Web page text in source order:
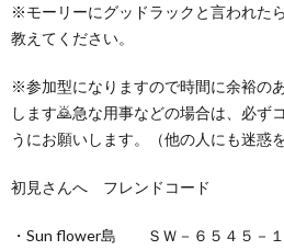
※モーリーにグッドラックと言われた
教えてください。
※参加型になりますので時間に余裕の
します🙇急な用事などの場合は、必ず
うにお願いします。（他の人にも迷惑
初見さんへ フレンドコード
・Sun flower島 ＳＷ－６５４５－１